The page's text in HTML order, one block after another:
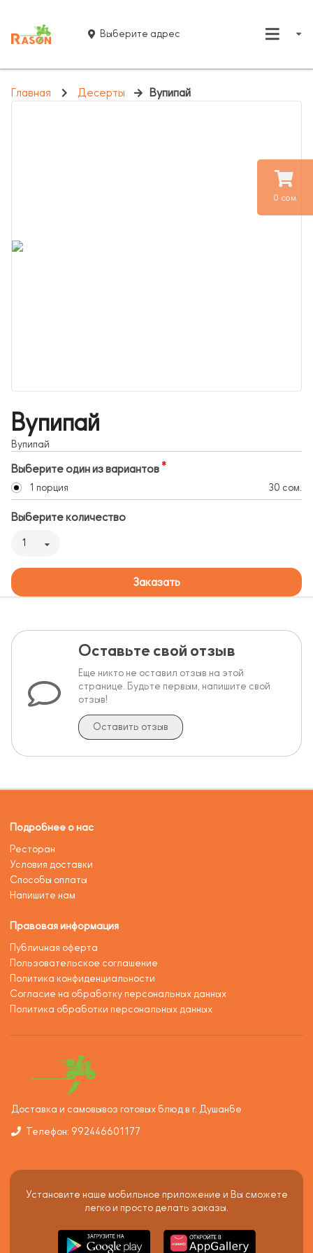
0 сом.
Выберите адрес
Главная Десерты Вупипай
Вупипай
Вупипай
Выберите один из вариантов
1 порция 30 сом.
Выберите количество
1
Заказать
Оставьте свой отзыв
Еще никто не оставил отзыв на этой
странице. Будьте первым, напишите свой
отзыв!
Оставить отзыв
Подробнее о нас
Ресторан
Условия доставки
Способы оплаты
Напишите нам
Правовая информация
Публичная оферта
Пользовательское соглашение
Политика конфиденциальности
Согласие на обработку персональных данных
Политика обработки персональных данных
Доставка и самовывоз готовых блюд в г. Душанбе
Телефон: 992446601177
Установите наше мобильное приложение и Вы сможете
легко и просто делать заказы.